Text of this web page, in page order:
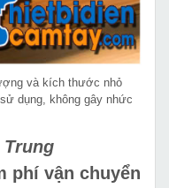
và kích thước nhỏ
dụng, không gây nhức
Trung
phí vận chuyển